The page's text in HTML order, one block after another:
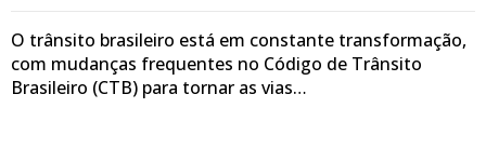
O trânsito brasileiro está em constante transformação,
com mudanças frequentes no Código de Trânsito
Brasileiro (CTB) para tornar as vias…